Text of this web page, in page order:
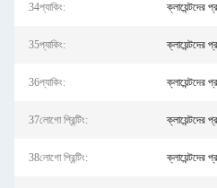
34প্যাকিং: ক্লায়েন্টদের
35প্যাকিং: ক্লায়েন্টদের
36প্যাকিং: ক্লায়েন্টদের
37লোগো প্রিন্টিং: ক্লায়েন্টদের
38লোগো প্রিন্টিং: ক্লায়েন্টদের